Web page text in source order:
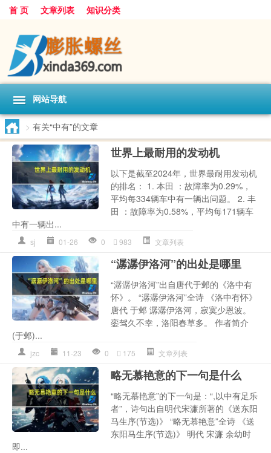
首 页 文章列表 知识分类
网站导航
> 有关“中有”的文章
世界上最耐用的发动机
以下是截至2024年，世界最耐用发动机
的排名： 1. 本田 ：故障率为0.29%，
平均每334辆车中有一辆出问题。 2. 丰
田 ：故障率为0.58%，平均每171辆车
中有一辆出...
sj 01-26 0 983 文章列表
“潺潺伊洛河”的出处是哪里
“潺潺伊洛河”出自唐代于邺的《洛中有
怀》。 “潺潺伊洛河”全诗 《洛中有怀》
唐代 于邺 潺潺伊洛河，寂寞少恩波。
銮驾久不幸，洛阳春草多。 作者简介
(于邺)...
jzc 11-23 0 175 文章列表
略无慕艳意的下一句是什么
“略无慕艳意”的下一句是：“,以中有足乐
者”，诗句出自明代宋濂所著的《送东阳
马生序(节选)》 “略无慕艳意”全诗 《送
东阳马生序(节选)》 明代 宋濂 余幼时
即...